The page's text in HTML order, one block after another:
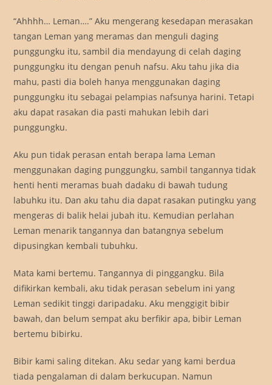
“Ahhhh… Leman….” Aku mengerang kesedapan merasakan
tangan Leman yang meramas dan menguli daging
punggungku itu, sambil dia mendayung di celah daging
punggungku itu dengan penuh nafsu. Aku tahu jika dia
mahu, pasti dia boleh hanya menggunakan daging
punggungku itu sebagai pelampias nafsunya harini. Tetapi
aku dapat rasakan dia pasti mahukan lebih dari
punggungku.
Aku pun tidak perasan entah berapa lama Leman
menggunakan daging punggungku, sambil tangannya tidak
henti henti meramas buah dadaku di bawah tudung
labuhku itu. Dan aku tahu dia dapat rasakan putingku yang
mengeras di balik helai jubah itu. Kemudian perlahan
Leman menarik tangannya dan batangnya sebelum
dipusingkan kembali tubuhku.
Mata kami bertemu. Tangannya di pinggangku. Bila
difikirkan kembali, aku tidak perasan sebelum ini yang
Leman sedikit tinggi daripadaku. Aku menggigit bibir
bawah, dan belum sempat aku berfikir apa, bibir Leman
bertemu bibirku.
Bibir kami saling ditekan. Aku sedar yang kami berdua
tiada pengalaman di dalam berkucupan. Namun